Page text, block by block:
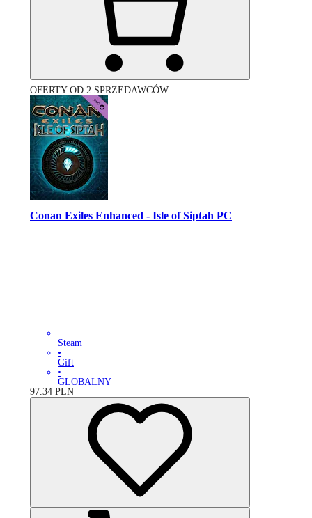
OFERTY OD 2 SPRZEDAWCÓW
Conan Exiles Enhanced - Isle of Siptah PC
Steam
•
Gift
•
GLOBALNY
97.34 PLN